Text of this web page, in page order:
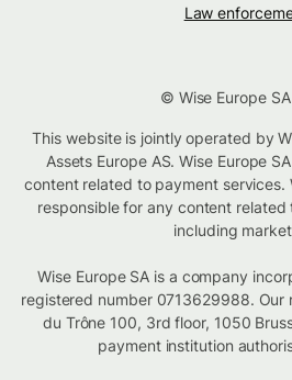
Law
© Wise Europe
This website is jointly operated by
Assets Europe AS. Wise Europe
content related to payment services.
responsible for any content
including
Wise Europe SA is a company
registered number 0713629988. Our
du Trône 100, 3rd floor, 1050
payment institution